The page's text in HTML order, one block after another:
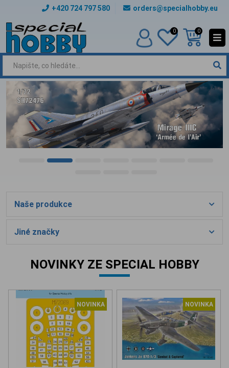
orders@specialhobby.eu
+420 724 797 580
0 0
Naše produkce
Jiné značky
NOVINKY ZE SPECIAL HOBBY
NOVINKA NOVINKA